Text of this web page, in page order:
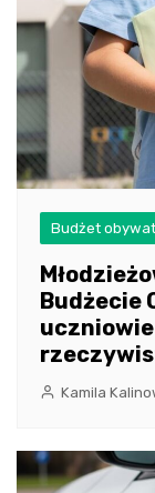
Budżet
Budżecie
Kamila